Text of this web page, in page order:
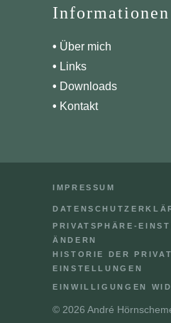
Informationen
• Über mich
• Links
• Downloads
• Kontakt
IMPRESSUM
PRIVATSPHÄRE-
ÄNDERN
HISTORIE DER
EINSTELLUNGEN
EINWILLIGUNGEN
© 2026 André